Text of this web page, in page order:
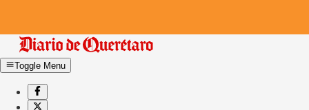
Toggle Menu